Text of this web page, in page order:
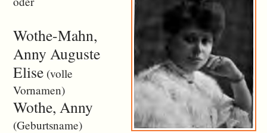
Wothe-Mahn,
Anny Auguste
Elise (volle
Vornamen)
Wothe, Anny
(Geburtsname)